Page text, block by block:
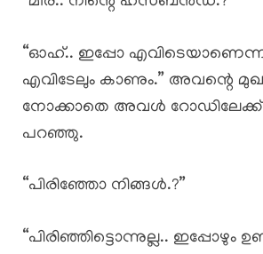
“ഓഹ്.. ഇപ്പോ എവിടെയാണെന്ന്
എവിടേലും കാണും.” അവന്റെ
നോക്കാതെ അവൾ റോഡിലേക്ക്
പറഞ്ഞു.
“പിരിഞ്ഞോ നിങ്ങൾ.?”
“പിരിഞ്ഞിട്ടൊന്നുല്ല.. ഇപ്പോഴും